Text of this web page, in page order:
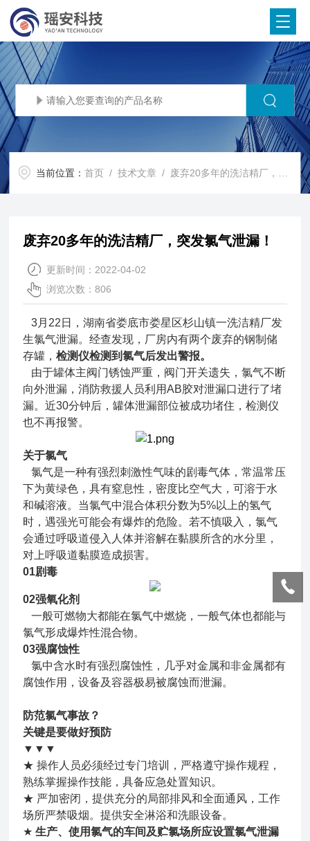
当前位置：首页 /技术文章 / 废弃20多年的洗洁精厂，突发氯气泄漏！
废弃20多年的洗洁精厂，突发氯气泄漏！
更新时间：2022-04-02
浏览次数：806
3月22日，湖南省娄底市娄星区杉山镇一洗洁精厂发
生氯气泄漏。经查发现，厂房内有两个废弃的钢制储
存罐，检测仪检测到氯气后发出警报。
由于罐体主阀门锈蚀严重，阀门开关遗失，氯气不断
向外泄漏，消防救援人员利用AB胶对泄漏口进行了堵
漏。近30分钟后，罐体泄漏部位被成功堵住，检测仪
也不再报警。
关于氯气
氯气是一种有强烈刺激性气味的剧毒气体，常温常压
下为黄绿色，具有窒息性，密度比空气大，可溶于水
和碱溶液。当氯气中混合体积分数为5%以上的氢气
时，遇强光可能会有爆炸的危险。若不慎吸入，氯气
会通过呼吸道侵入人体并溶解在黏膜所含的水分里，
对上呼吸道黏膜造成损害。
01剧毒
02强氧化剂
一般可燃物大都能在氯气中燃烧，一般气体也都能与
氯气形成爆炸性混合物。
03强腐蚀性
氯中含水时有强烈腐蚀性，几乎对金属和非金属都有
腐蚀作用，设备及容器极易被腐蚀而泄漏。
防范氯气事故？
关键是要做好预防
▼▼▼
★ 操作人员必须经过专门培训，严格遵守操作规程，
熟练掌握操作技能，具备应急处置知识。
★ 严加密闭，提供充分的局部排风和全面通风，工作
场所严禁吸烟。提供安全淋浴和洗眼设备。
★生产、使用氯气的车间及贮氯场所应设置氯气泄漏